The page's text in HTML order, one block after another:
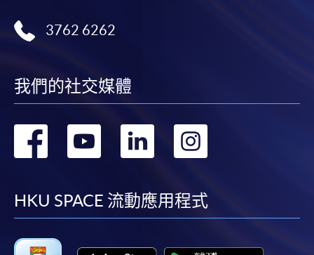
3762 6262
我們的社交媒體
轉
facebook
轉
youtube
轉
linkedin
HKU SPACE 流動應用程式